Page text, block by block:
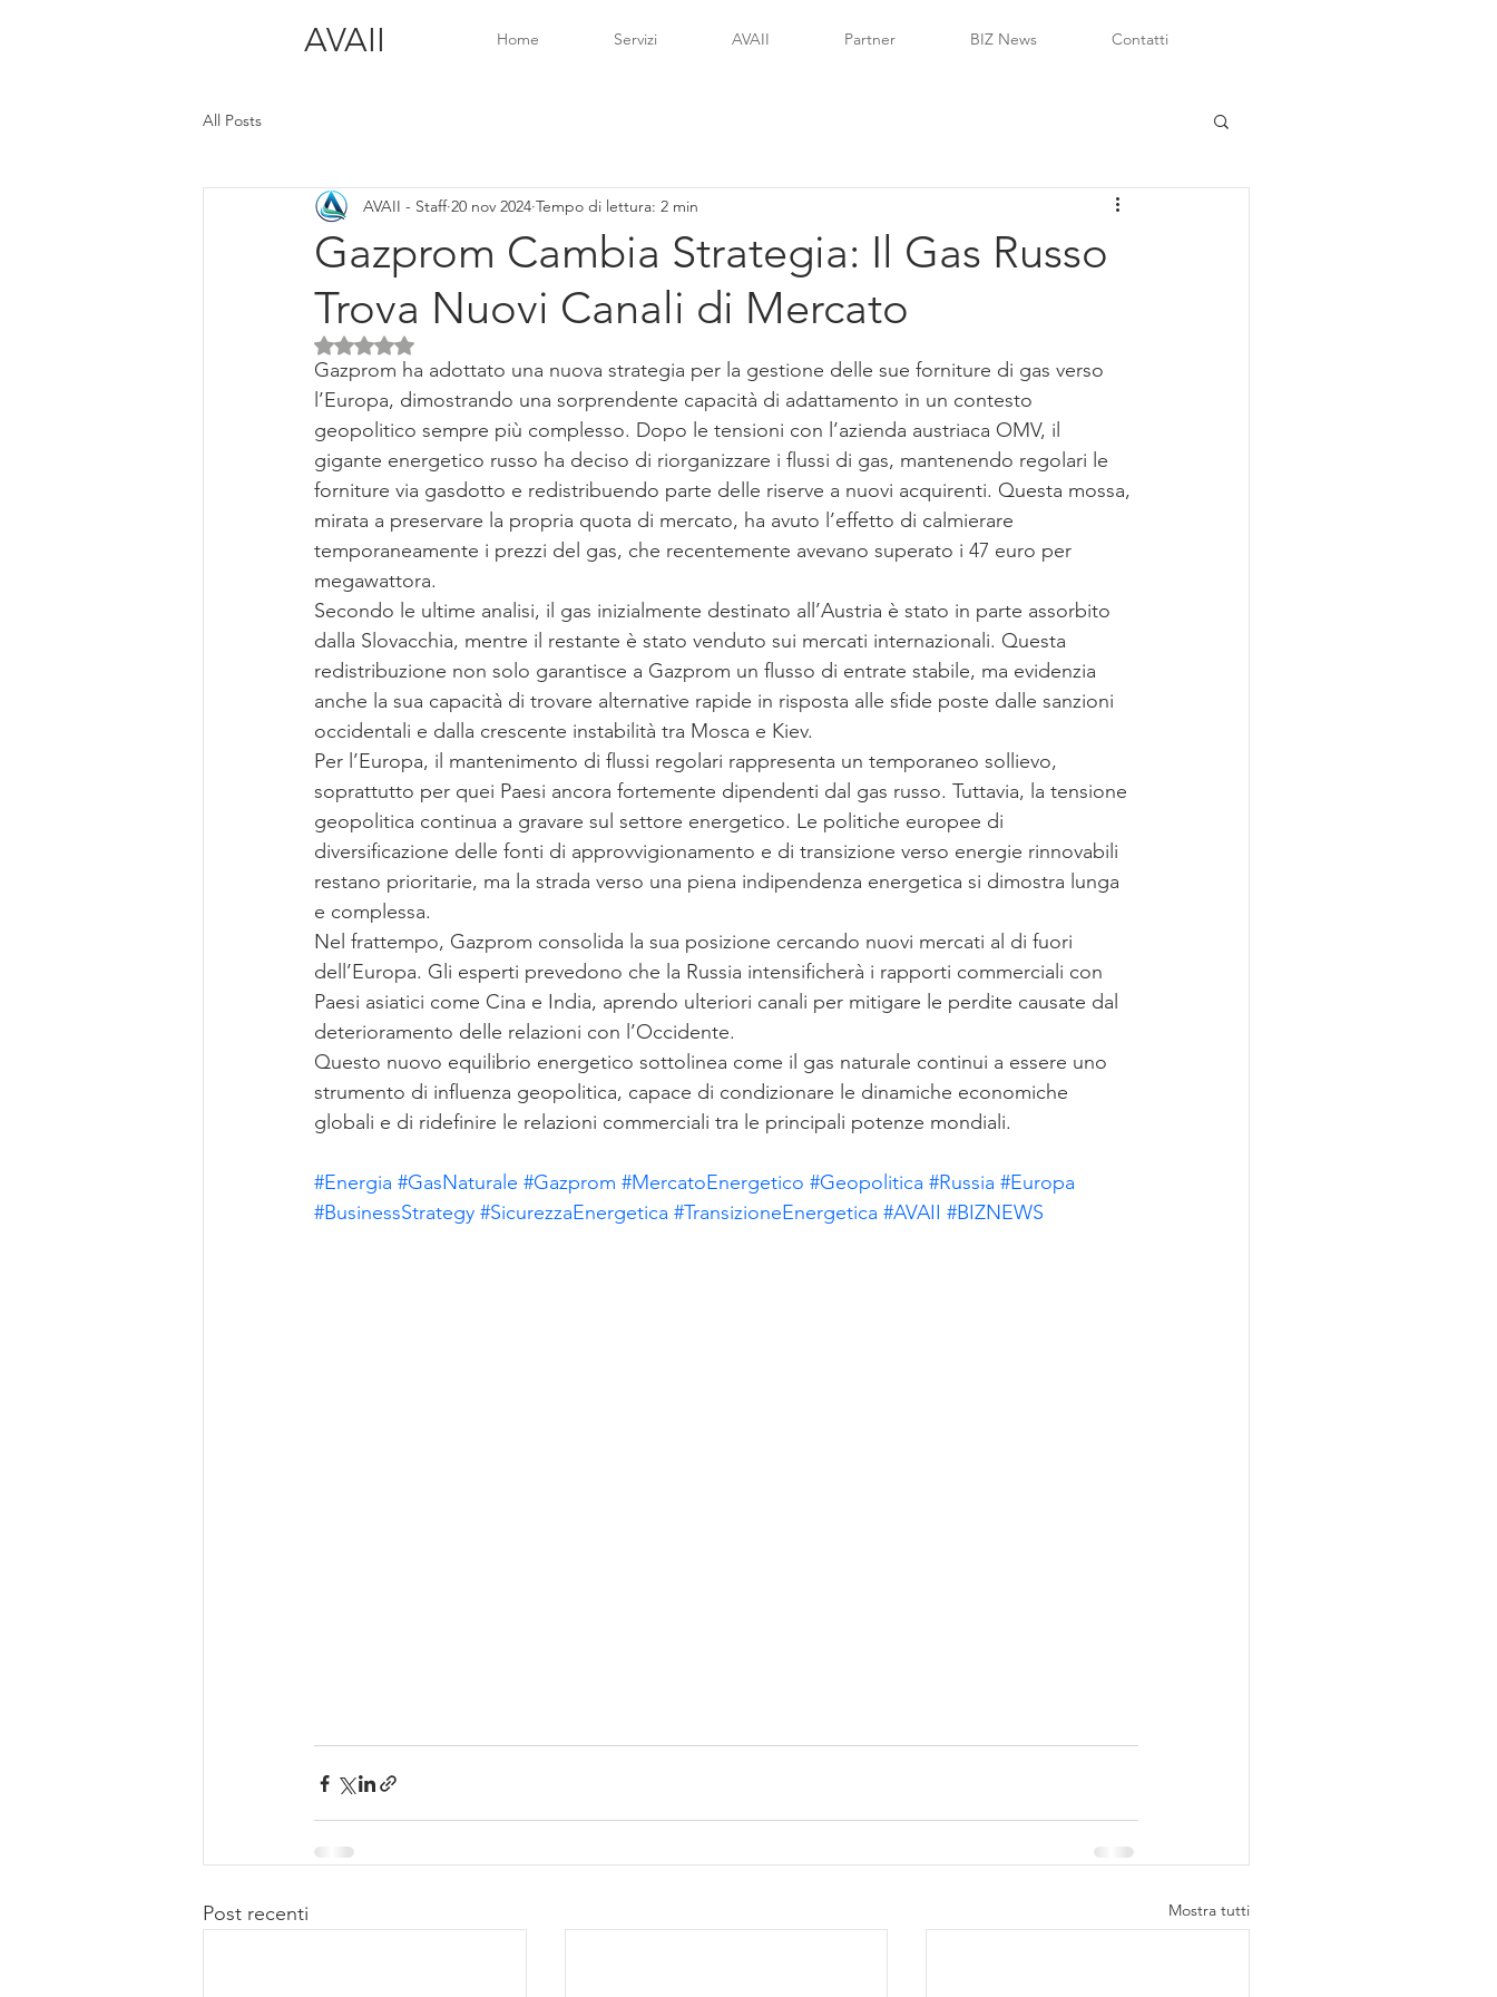
AVAII Home Servizi AVAII Partner BIZ News Contatti
All Posts
Gazprom Cambia Strategia: Il Gas Russo
Trova Nuovi Canali di Mercato
AVAII - Staff 20 nov 2024 Tempo di lettura: 2 min
Valutazione NaN stelle su 5.
Gazprom ha adottato una nuova strategia per la gestione delle sue forniture di gas verso
l’Europa, dimostrando una sorprendente capacità di adattamento in un contesto
geopolitico sempre più complesso. Dopo le tensioni con l’azienda austriaca OMV, il
gigante energetico russo ha deciso di riorganizzare i flussi di gas, mantenendo regolari le
forniture via gasdotto e redistribuendo parte delle riserve a nuovi acquirenti. Questa mossa,
mirata a preservare la propria quota di mercato, ha avuto l’effetto di calmierare
temporaneamente i prezzi del gas, che recentemente avevano superato i 47 euro per
megawattora.
Secondo le ultime analisi, il gas inizialmente destinato all’Austria è stato in parte assorbito
dalla Slovacchia, mentre il restante è stato venduto sui mercati internazionali. Questa
redistribuzione non solo garantisce a Gazprom un flusso di entrate stabile, ma evidenzia
anche la sua capacità di trovare alternative rapide in risposta alle sfide poste dalle sanzioni
occidentali e dalla crescente instabilità tra Mosca e Kiev.
Per l’Europa, il mantenimento di flussi regolari rappresenta un temporaneo sollievo,
soprattutto per quei Paesi ancora fortemente dipendenti dal gas russo. Tuttavia, la tensione
geopolitica continua a gravare sul settore energetico. Le politiche europee di
diversificazione delle fonti di approvvigionamento e di transizione verso energie rinnovabili
restano prioritarie, ma la strada verso una piena indipendenza energetica si dimostra lunga
e complessa.
Nel frattempo, Gazprom consolida la sua posizione cercando nuovi mercati al di fuori
dell’Europa. Gli esperti prevedono che la Russia intensificherà i rapporti commerciali con
Paesi asiatici come Cina e India, aprendo ulteriori canali per mitigare le perdite causate dal
deterioramento delle relazioni con l’Occidente.
Questo nuovo equilibrio energetico sottolinea come il gas naturale continui a essere uno
strumento di influenza geopolitica, capace di condizionare le dinamiche economiche
globali e di ridefinire le relazioni commerciali tra le principali potenze mondiali.
#Energia #GasNaturale #Gazprom #MercatoEnergetico #Geopolitica #Russia #Europa
#BusinessStrategy #SicurezzaEnergetica #TransizioneEnergetica #AVAII #BIZNEWS
Post recenti Mostra tutti